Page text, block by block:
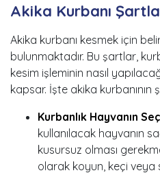
Akika Kurbanı
Akika kurbanı kesmek için
bulunmaktadır. Bu şartlar,
kesim işleminin nasıl
kapsar. İşte akika kurbanının
Kurbanlık Hayvanın
kullanılacak hayvanın
kusursuz olması
olarak koyun, keçi veya